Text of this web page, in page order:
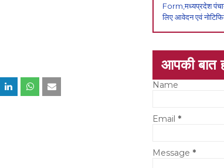
Form,मध्यप्रदेश
लिए आवेदन एवं
आपकी
Name
Email *
Message *